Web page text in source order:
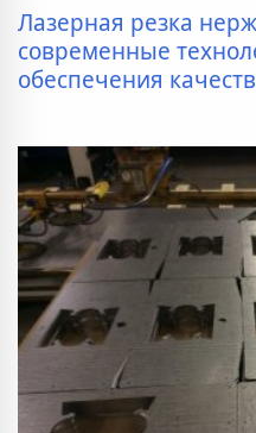
Лазерная резка
современные
обеспечения